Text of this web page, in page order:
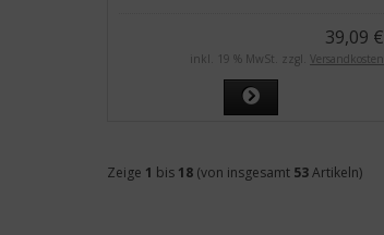
39,09 €
inkl. 19 % MwSt. zzgl. Versandkosten
Zeige 1 bis 18 (von insgesamt 53Artikeln)